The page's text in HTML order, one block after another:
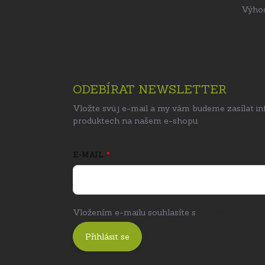
ODEBÍRAT NEWSLETTER
Vložte svůj e-mail a my vám budeme zasílat
produktech na našem e-shopu.
E-MAIL
Vložením e-mailu souhlasíte s
Přihlásit se